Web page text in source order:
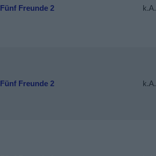
Fünf Freunde 2 k.A.
Fünf Freunde 2 k.A.